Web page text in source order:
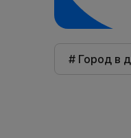
# Город в